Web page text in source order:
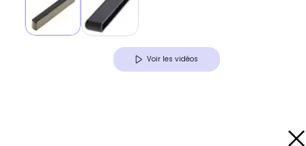
Voir les vidéos